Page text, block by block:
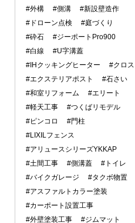
#外構
#側溝
#新設壁造作
#ドローン点検
#庭づくり
#砕石
#ジーポートPro900
#白線
#U字溝蓋
#IHクッキングヒーター
#クロス
#エクステリアポスト
#石さい
#和室リフォーム
#エリート
#軽天工事
#つくばリモデル
#ピンコロ
#門柱
#LIXILフェンス
#アリュースシリーズYKKAP
#土間工事
#側溝蓋
#トイレ
#バイクガレージ
#タクボ物置
#アスファルトカラー塗装
#カーポート設置工事
#外壁塗装工事
#ジムマット